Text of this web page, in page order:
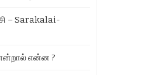
– Sarakalai-
என்ன ?